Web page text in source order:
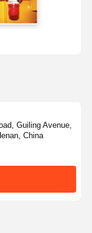
Guiling Avenue,
China